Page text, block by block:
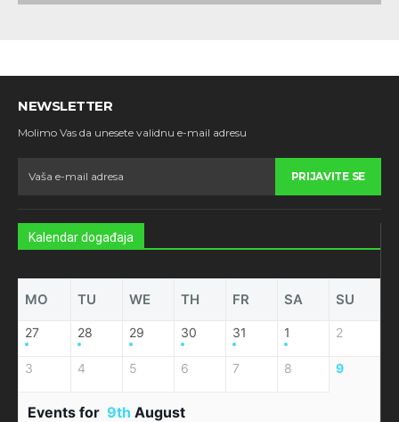
NEWSLETTER
Molimo Vas da unesete validnu e-mail adresu
PRIJAVITE SE
Kalendar događaja
MO TU WE TH FR SA SU
27 28 29 30 31 1 2
3 4 5 6 7 8 9
Events for 9th August